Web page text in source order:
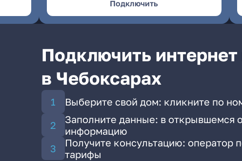
Подключить
Подключить
в Чебоксарах
Выберите свой дом: кликните по
Заполните данные: в открывшемся
информацию
Получите консультацию: оператор
тарифы